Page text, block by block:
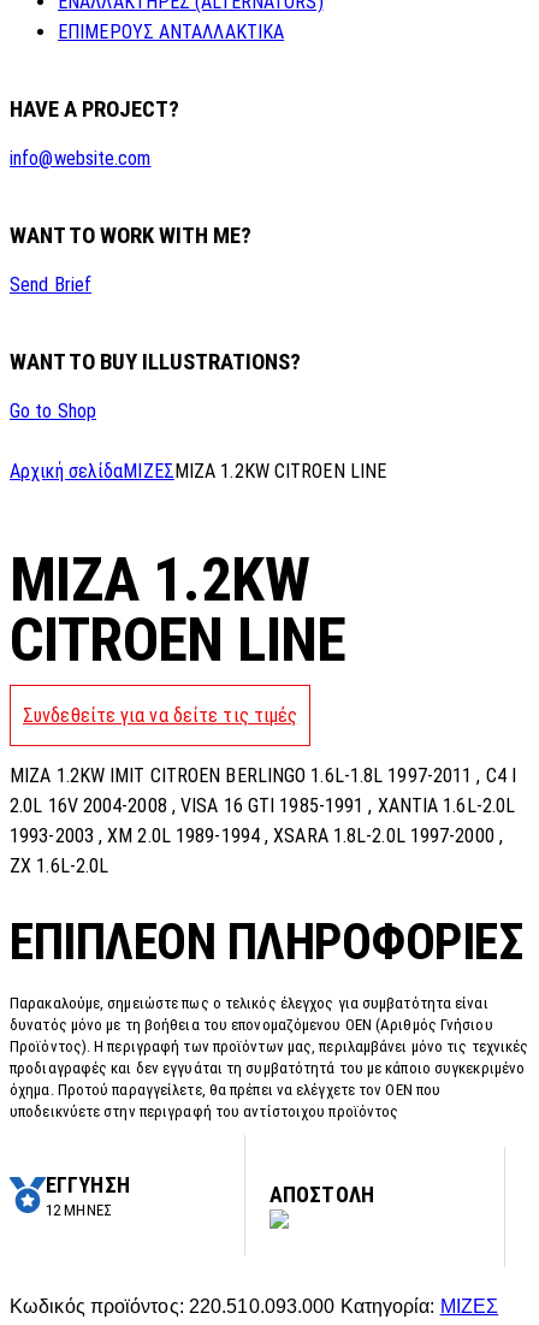
ΕΠΙΜΕΡΟΥΣ ΑΝΤΑΛΛΑΚΤΙΚΑ
HAVE A PROJECT?
info@website.com
WANT TO WORK WITH ME?
Send Brief
WANT TO BUY ILLUSTRATIONS?
Go to Shop
Αρχική σελίδαΜΙΖΕΣ MIZA 1.2KW CITROEN LINE
MIZA 1.2KW
CITROEN LINE
Συνδεθείτε για να δείτε τις τιμές
MIZA 1.2KW IMIT CITROEN BERLINGO 1.6L-1.8L 1997-2011 , C4 I
2.0L 16V 2004-2008 , VISA 16 GTI 1985-1991 , XANTIA 1.6L-2.0L
1993-2003 , XM 2.0L 1989-1994 , XSARA 1.8L-2.0L 1997-2000 ,
ZX 1.6L-2.0L
ΕΠΙΠΛΈΟΝ ΠΛΗΡΟΦΟΡΊΕΣ
Παρακαλούμε, σημειώστε πως ο τελικός έλεγχος για συμβατότητα είναι
δυνατός μόνο με τη βοήθεια του επονομαζόμενου OEN (Αριθμός Γνήσιου
Προϊόντος). Η περιγραφή των προϊόντων μας, περιλαμβάνει μόνο τις τεχνικές
προδιαγραφές και δεν εγγυάται τη συμβατότητά του με κάποιο συγκεκριμένο
όχημα. Προτού παραγγείλετε, θα πρέπει να ελέγχετε τον OEN που
υποδεικνύετε στην περιγραφή του αντίστοιχου προϊόντος
ΕΓΓΥΗΣΗ
12 ΜΗΝΕΣ
ΑΠΟΣΤΟΛΗ
Κωδικός προϊόντος: 220.510.093.000 Κατηγορία: ΜΙΖΕΣ